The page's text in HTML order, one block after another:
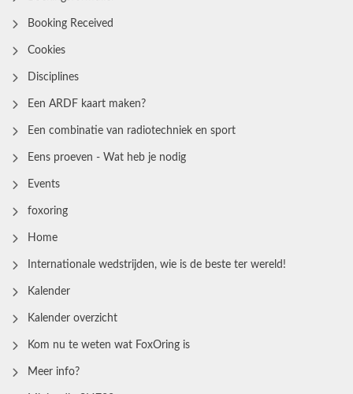
Booking Received
Cookies
Disciplines
Een ARDF kaart maken?
Een combinatie van radiotechniek en sport
Eens proeven - Wat heb je nodig
Events
foxoring
Home
Internationale wedstrijden, wie is de beste ter wereld!
Kalender
Kalender overzicht
Kom nu te weten wat FoxOring is
Meer info?